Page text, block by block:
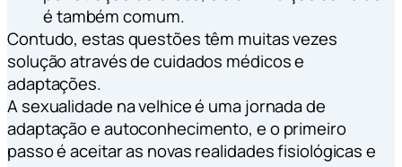
é também comum.
Contudo, estas questões têm muitas vezes
solução através de cuidados médicos e
adaptações.
A sexualidade na velhice é uma jornada de
adaptação e autoconhecimento, e o primeiro
passo é aceitar as novas realidades fisiológicas e